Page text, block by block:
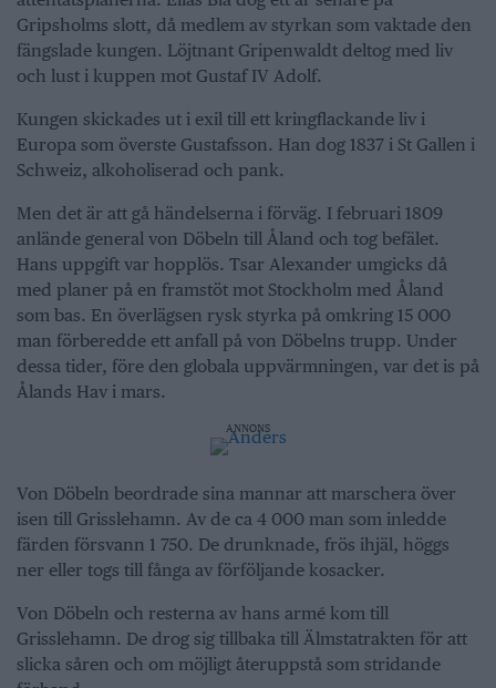
Gripsholms slott, då medlem av styrkan som vaktade den
fängslade kungen. Löjtnant Gripenwaldt deltog med liv
och lust i kuppen mot Gustaf IV Adolf.
Kungen skickades ut i exil till ett kringflackande liv i
Europa som överste Gustafsson. Han dog 1837 i St Gallen i
Schweiz, alkoholiserad och pank.
Men det är att gå händelserna i förväg. I februari 1809
anlände general von Döbeln till Åland och tog befälet.
Hans uppgift var hopplös. Tsar Alexander umgicks då
med planer på en framstöt mot Stockholm med Åland
som bas. En överlägsen rysk styrka på omkring 15 000
man förberedde ett anfall på von Döbelns trupp. Under
dessa tider, före den globala uppvärmningen, var det is på
Ålands Hav i mars.
ANNONS
Von Döbeln beordrade sina mannar att marschera över
isen till Grisslehamn. Av de ca 4 000 man som inledde
färden försvann 1 750. De drunknade, frös ihjäl, höggs
ner eller togs till fånga av förföljande kosacker.
Von Döbeln och resterna av hans armé kom till
Grisslehamn. De drog sig tillbaka till Älmstatrakten för att
slicka såren och om möjligt återuppstå som stridande